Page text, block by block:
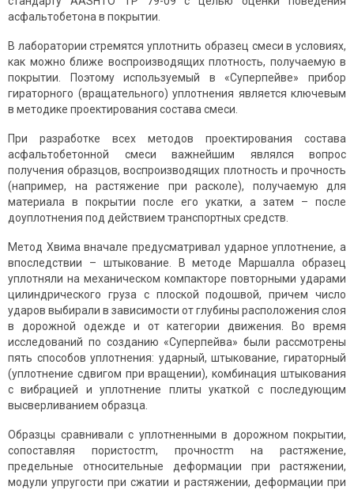
асфальтобетона в покрытии.
В лаборатории стремятся уплотнить образец смеси в условиях,
как можно ближе воспроизводящих плотность, получаемую в
покрытии. Поэтому используемый в «Суперпейве» прибор
гираторного (вращательного) уплотнения является ключевым
в методике проектирования состава смеси.
При разработке всех методов проектирования состава
асфальтобетонной смеси важнейшим являлся вопрос
получения образцов, воспроизводящих плотность и прочность
(например, на растяжение при расколе), получаемую для
материала в покрытии после его укатки, а затем – после
доуплотнения под действием транспортных средств.
Метод Хвима вначале предусматривал ударное уплотнение, а
впоследствии – штыкование. В методе Маршалла образец
уплотняли на механическом компакторе повторными ударами
цилиндрического груза с плоской подошвой, причем число
ударов выбирали в зависимости от глубины расположения слоя
в дорожной одежде и от категории движения. Во время
исследований по созданию «Суперпейва» были рассмотрены
пять способов уплотнения: ударный, штыкование, гираторный
(уплотнение сдвигом при вращении), комбинация штыкования
с вибрацией и уплотнение плиты укаткой с последующим
высверливанием образца.
Образцы сравнивали с уплотненными в дорожном покрытии,
сопоставляя пористостm, прочностm на растяжение,
предельные относительные деформации при растяжении,
модули упругости при сжатии и растяжении, деформации при